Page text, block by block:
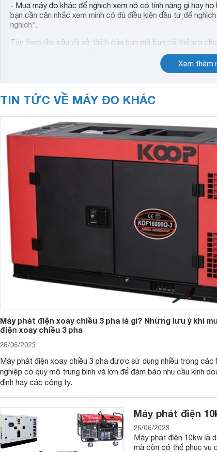
- Mua máy đo khác để nghịch xem nó có tính năng gì hay
bạn cần cân nhắc xem mình có đủ điều kiện đầu tư để
nghịch".
Tùy theo nhu cầu và sở thích của bạn mà bạn có thể lựa
lường chính để bổ trợ đắc lực cho công việc hiện tại của
bạn là cần thiết và chính đáng thì bạn hoàn toàn nên mua
khi "ném tiền qua cửa sổ" mà chả được việc gì cả.
Dù có nhu cầu chính đáng, mục đích sử dụng rồi nhưng nếu
cũng nên cân nhắc để có những lựa chọn tốt hơn phù hợp
- Nếu mức tài chính của bạn dưới 500.000 vnđ thì bạn có
hỗ trợ nhiều công nghệ hiện đại, tiết kiệm thời gian đo lường.
Xem thêm
TIN TỨC VỀ MÁY ĐO KHÁC
Máy phát điện xoay chiều 3 pha là gì? Những lưu ý khi
điện xoay chiều 3 pha
26/06/2023
Máy phát điện xoay chiều 3 pha được sử dụng nhiều trong các
nghiệp có quy mô trung bình và lớn để đảm bảo nhu cầu kinh
đình hay các công ty.
Máy phát điện
26/06/2023
Máy phát điện 10kw là
mà còn có thể phục vụ